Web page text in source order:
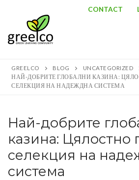
CONTACT
Search for:
Search
for:
GREELCO BLOG
UNCATEGORIZED
НАЙ-ДОБРИТЕ ГЛОБАЛНИ КАЗИНА:
СЕЛЕКЦИЯ НА НАДЕЖДНА СИСТЕМА
Най-добрите
казина: Цялостно
селекция на
система